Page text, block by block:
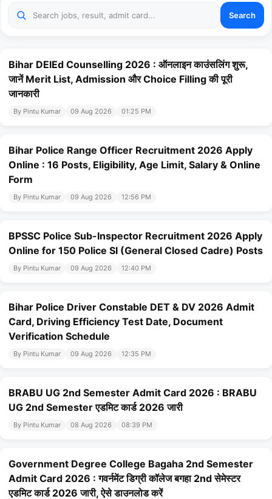
Search
Bihar DElEd Counselling 2026 : ऑनलाइन काउंसलिंग शुरू,
जानें Merit List, Admission और Choice Filling की पूरी
जानकारी
By Pintu Kumar 09 Aug 2026 01:25 PM
Bihar Police Range Officer Recruitment 2026 Apply
Online : 16 Posts, Eligibility, Age Limit, Salary & Online
Form
By Pintu Kumar 09 Aug 2026 12:56 PM
BPSSC Police Sub-Inspector Recruitment 2026 Apply
Online for 150 Police SI (General Closed Cadre) Posts
By Pintu Kumar 09 Aug 2026 12:40 PM
Bihar Police Driver Constable DET & DV 2026 Admit
Card, Driving Efficiency Test Date, Document
Verification Schedule
By Pintu Kumar 09 Aug 2026 12:35 PM
BRABU UG 2nd Semester Admit Card 2026 : BRABU
UG 2nd Semester एडमिट कार्ड 2026 जारी
By Pintu Kumar 08 Aug 2026 08:39 PM
Government Degree College Bagaha 2nd Semester
Admit Card 2026 : गवर्नमेंट डिग्री कॉलेज बगहा 2nd सेमेस्टर
एडमिट कार्ड 2026 जारी, ऐसे डाउनलोड करें